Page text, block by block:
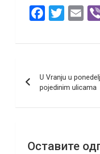
F
ce
o
o
k
T
tt
E
ail
чланка
U Vranju u
pojedinim ulicama
Оставите